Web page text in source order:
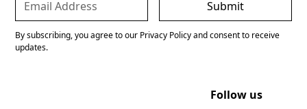
By subscribing, you agree to our Privacy Policy and consent to receive
updates.
Follow us